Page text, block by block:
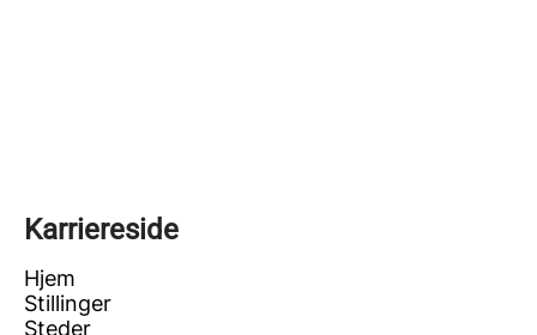
Karriereside
Hjem
Stillinger
Steder